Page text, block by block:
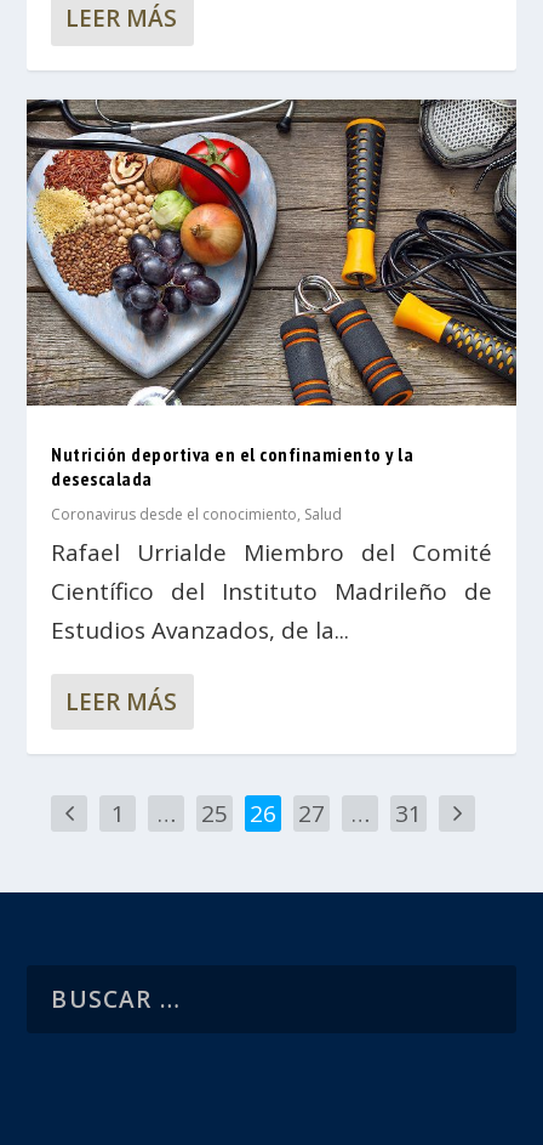
LEER MÁS
Nutrición deportiva en el confinamiento y la
desescalada
Coronavirus desde el conocimiento, Salud
Rafael Urrialde Miembro del Comité
Científico del Instituto Madrileño de
Estudios Avanzados, de la...
LEER MÁS
1 … 25 26 27 … 31